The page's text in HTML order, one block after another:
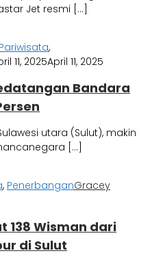
Jet resmi […]
Pariwisata,
11, 2025April 11, 2025
Bandara
Sulawesi utara (Sulut), makin
[…]
, PenerbanganGracey
138 Wisman dari
di Sulut